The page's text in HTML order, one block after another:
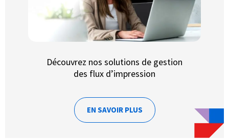
Découvrez nos solutions de gestion
des flux d’impression
EN SAVOIR PLUS